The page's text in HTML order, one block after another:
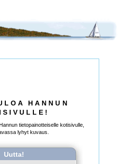
HANNUN
tietopainotteiselle kotisivulle,
lyhyt kuvaus.
Uutta!